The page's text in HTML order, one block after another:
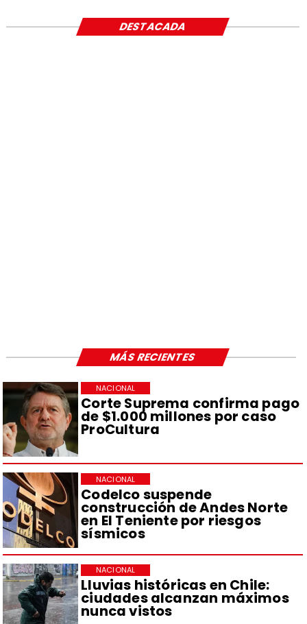
Corte Suprema confirma pago
de $1.000 millones por caso
ProCultura
NACIONAL
Codelco suspende
construcción de Andes Norte
en El Teniente por riesgos
sísmicos
NACIONAL
Lluvias históricas en Chile:
ciudades alcanzan máximos
nunca vistos
NACIONAL
DESTACADA
MÁS RECIENTES